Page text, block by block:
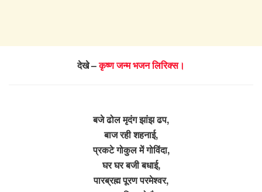
देखे –कृष्ण जन्म भजन लिरिक्स।
बजे ढोल मृदंग झांझ ढप,
बाज रही शहनाई,
प्रकटे गोकुल में गोविंदा,
घर घर बजी बधाई,
पारब्रह्म पूरण परमेश्वर,